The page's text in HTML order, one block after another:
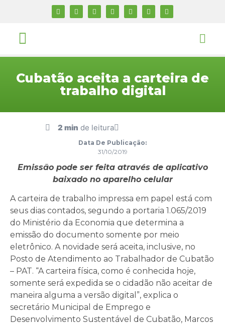
Cubatão aceita a carteira de
trabalho digital
2 min de leitura
Data De Publicação:
31/10/2019
Emissão pode ser feita através de aplicativo
baixado no aparelho celular
A carteira de trabalho impressa em papel está com
seus dias contados, segundo a portaria 1.065/2019
do Ministério da Economia que determina a
emissão do documento somente por meio
eletrônico. A novidade será aceita, inclusive, no
Posto de Atendimento ao Trabalhador de Cubatão
– PAT. “A carteira física, como é conhecida hoje,
somente será expedida se o cidadão não aceitar de
maneira alguma a versão digital”, explica o
secretário Municipal de Emprego e
Desenvolvimento Sustentável de Cubatão, Marcos